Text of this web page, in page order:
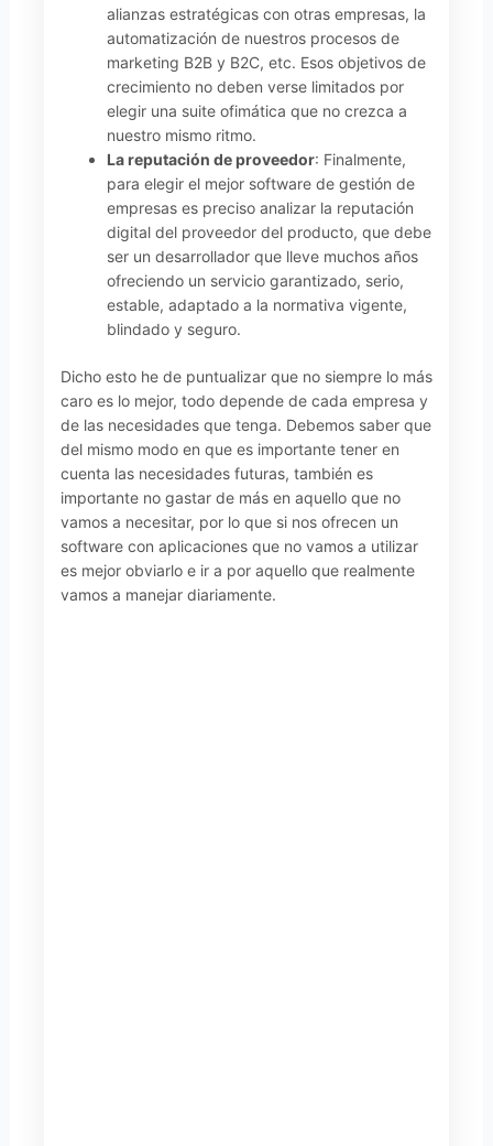
alianzas estratégicas con otras empresas, la
automatización de nuestros procesos de
marketing B2B y B2C, etc. Esos objetivos de
crecimiento no deben verse limitados por
elegir una suite ofimática que no crezca a
nuestro mismo ritmo.
La reputación de proveedor: Finalmente,
para elegir el mejor software de gestión de
empresas es preciso analizar la reputación
digital del proveedor del producto, que debe
ser un desarrollador que lleve muchos años
ofreciendo un servicio garantizado, serio,
estable, adaptado a la normativa vigente,
blindado y seguro.
Dicho esto he de puntualizar que no siempre lo más
caro es lo mejor, todo depende de cada empresa y
de las necesidades que tenga. Debemos saber que
del mismo modo en que es importante tener en
cuenta las necesidades futuras, también es
importante no gastar de más en aquello que no
vamos a necesitar, por lo que si nos ofrecen un
software con aplicaciones que no vamos a utilizar
es mejor obviarlo e ir a por aquello que realmente
vamos a manejar diariamente.